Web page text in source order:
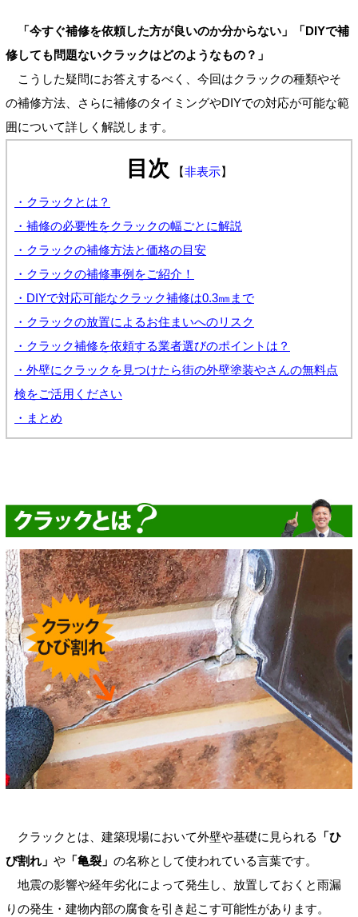
「今すぐ補修を依頼した方が良いのか分からない」「DIYで補
修しても問題ないクラックはどのようなもの？」
こうした疑問にお答えするべく、今回はクラックの種類やそ
の補修方法、さらに補修のタイミングやDIYでの対応が可能な範
囲について詳しく解説します。
目次 【非表示】
・クラックとは？
・補修の必要性をクラックの幅ごとに解説
・クラックの補修方法と価格の目安
・クラックの補修事例をご紹介！
・DIYで対応可能なクラック補修は0.3㎜まで
・クラックの放置によるお住まいへのリスク
・クラック補修を依頼する業者選びのポイントは？
・外壁にクラックを見つけたら街の外壁塗装やさんの無料点
検をご活用ください
・まとめ
クラックとは、建築現場において外壁や基礎に見られる
「ひ
び割れ」 や 「亀裂」 の名称として使われている言葉です。
地震の影響や経年劣化によって発生し、放置しておくと雨漏
りの発生・建物内部の腐食を引き起こす可能性があります。